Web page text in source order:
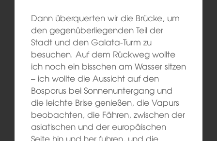
Dann überquerten wir die Brücke, um
den gegenüberliegenden Teil der
Stadt und den Galata-Turm zu
besuchen. Auf dem Rückweg wollte
ich noch ein bisschen am Wasser sitzen
– ich wollte die Aussicht auf den
Bosporus bei Sonnenuntergang und
die leichte Brise genießen, die Vapurs
beobachten, die Fähren, zwischen der
asiatischen und der europäischen
Seite hin und her fuhren, und die